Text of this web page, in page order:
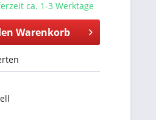
ca. 1-3 Werktage
Warenkorb